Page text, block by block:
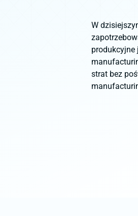
W
produkcyjne
strat bez